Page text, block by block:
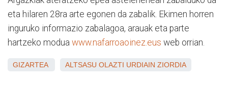
eta hilaren 28ra arte egonen da zabalik. Ekimen horren
inguruko informazio zabalagoa, arauak eta parte
hartzeko modua www.nafarroaoinez.eus web orrian.
GIZARTEA ALTSASU OLAZTI URDIAIN ZIORDIA